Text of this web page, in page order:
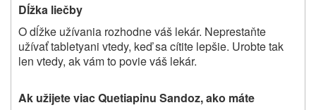
Dĺžka liečby
O dĺžke užívania rozhodne váš lekár. Neprestaňte
užívaťtabletyani vtedy, keď sa cítite lepšie. Urobte tak
len vtedy, ak vám to povie váš lekár.
Ak užijete viacQuetiapinu Sandoz, ako máte